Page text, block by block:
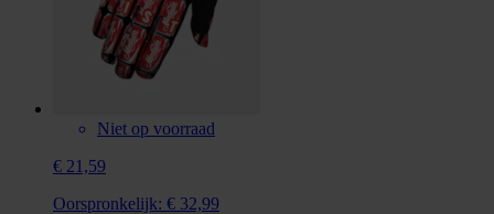
Niet op voorraad
€ 21,59
Oorspronkelijk: € 32,99